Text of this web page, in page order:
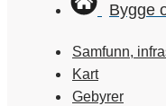
Bygge
Samfunn,
Kart
Gebyrer